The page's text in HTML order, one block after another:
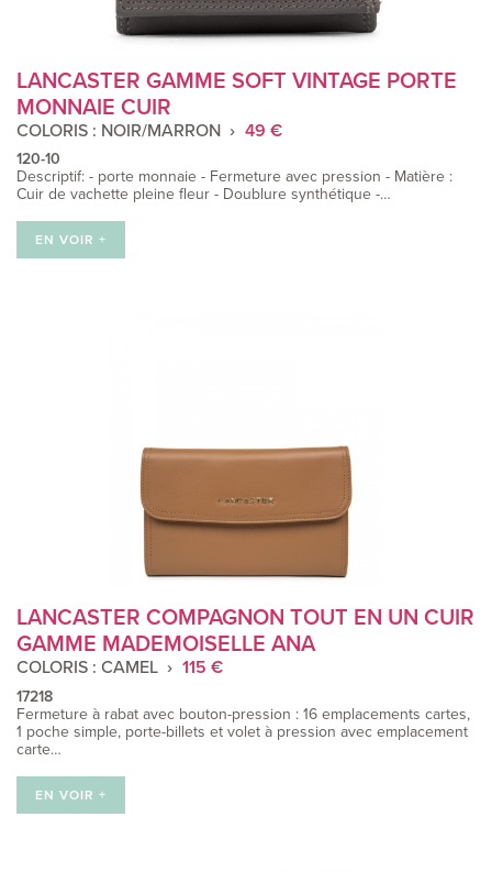
LANCASTER GAMME SOFT VINTAGE PORTE
MONNAIE CUIR
COLORIS : NOIR/MARRON 49 €
120-10
Descriptif: - porte monnaie - Fermeture avec pression - Matière :
Cuir de vachette pleine fleur - Doublure synthétique -…
EN VOIR +
LANCASTER COMPAGNON TOUT EN UN CUIR
GAMME MADEMOISELLE ANA
COLORIS : CAMEL 115 €
17218
Fermeture à rabat avec bouton-pression : 16 emplacements cartes,
1 poche simple, porte-billets et volet à pression avec emplacement
carte…
EN VOIR +